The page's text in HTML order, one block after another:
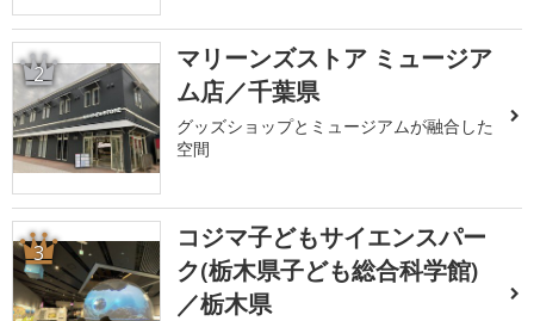
2
マリーンズストア ミュージア
ム店／千葉県
グッズショップとミュージアムが融合した
空間
3
コジマ子どもサイエンスパー
ク(栃木県子ども総合科学館)
／栃木県